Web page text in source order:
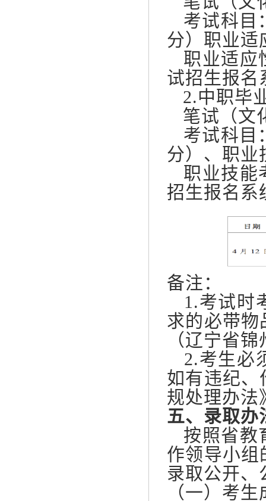
考试科目
分）职业适
职业适应
试招生报名
2.中职毕
笔试（文
考试科目
分）、职业
职业技能
招生报名系
备注：
1.考试时
求的必带物
（辽宁省
2.考生必
如有违纪、
规处理办法
五、录取办
按照省教
作领导小组
录取公开、
（一）考生